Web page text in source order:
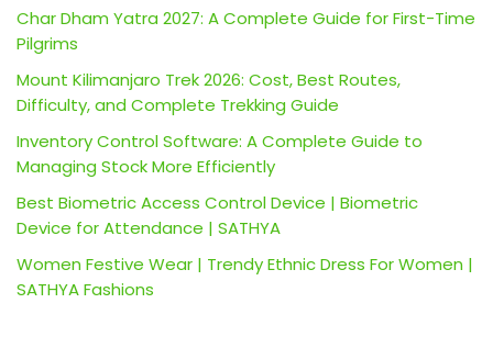
Char Dham Yatra 2027: A Complete Guide for First-Time
Pilgrims
Mount Kilimanjaro Trek 2026: Cost, Best Routes,
Difficulty, and Complete Trekking Guide
Inventory Control Software: A Complete Guide to
Managing Stock More Efficiently
Best Biometric Access Control Device | Biometric
Device for Attendance | SATHYA
Women Festive Wear | Trendy Ethnic Dress For Women |
SATHYA Fashions